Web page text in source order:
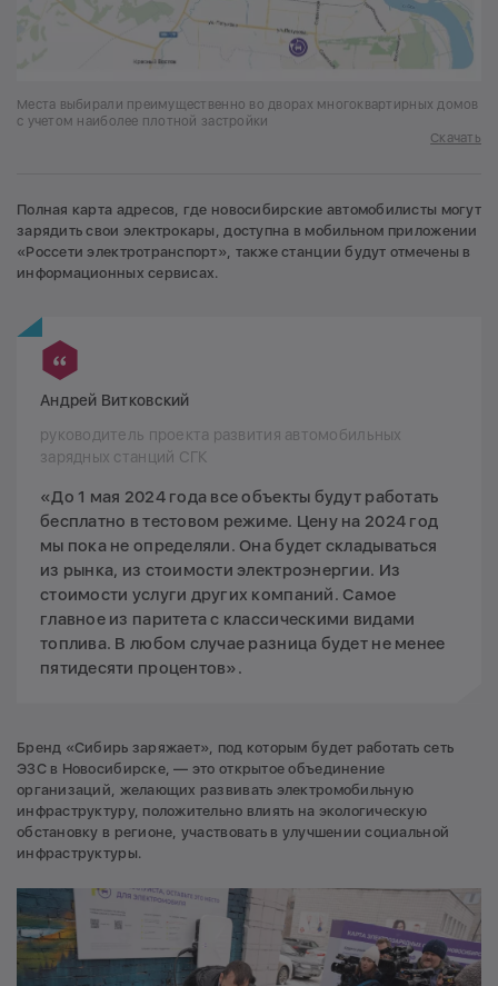
Места выбирали преимущественно во дворах многоквартирных домов
с учетом наиболее плотной застройки
Скачать
Полная карта адресов, где новосибирские автомобилисты могут
зарядить свои электрокары, доступна в мобильном приложении
«Россети электротранспорт», также станции будут отмечены в
информационных сервисах.
Андрей Витковский
руководитель проекта развития автомобильных
зарядных станций СГК
«До 1 мая 2024 года все объекты будут работать
бесплатно в тестовом режиме. Цену на 2024 год
мы пока не определяли. Она будет складываться
из рынка, из стоимости электроэнергии. Из
стоимости услуги других компаний. Самое
главное из паритета с классическими видами
топлива. В любом случае разница будет не менее
пятидесяти процентов».
Бренд «Сибирь заряжает», под которым будет работать сеть
ЭЗС в Новосибирске, — это открытое объединение
организаций, желающих развивать электромобильную
инфраструктуру, положительно влиять на экологическую
обстановку в регионе, участвовать в улучшении социальной
инфраструктуры.